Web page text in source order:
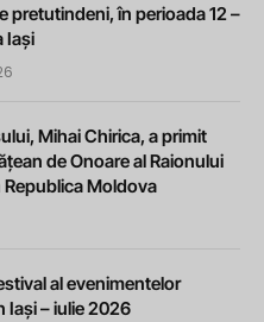
pretutindeni, în perioada 12 –
Iași
Mihai Chirica, a primit
de Onoare al Raionului
Republica Moldova
al evenimentelor
Iași – iulie 2026